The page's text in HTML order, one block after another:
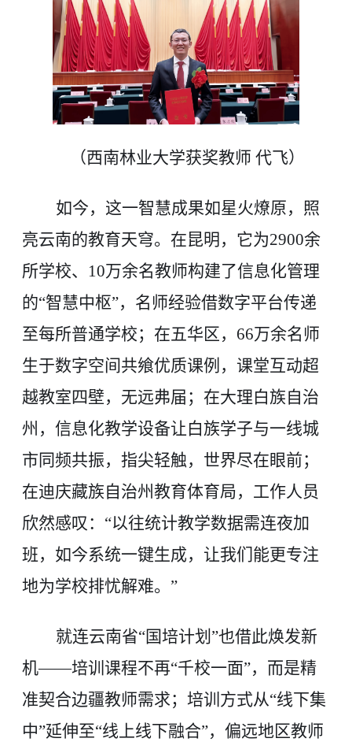
（西南林业大学获奖教师 代飞）
如今，这一智慧成果如星火燎原，照
亮云南的教育天穹。在昆明，它为2900余
所学校、10万余名教师构建了信息化管理
的“智慧中枢”，名师经验借数字平台传递
至每所普通学校；在五华区，66万余名师
生于数字空间共飨优质课例，课堂互动超
越教室四壁，无远弗届；在大理白族自治
州，信息化教学设备让白族学子与一线城
市同频共振，指尖轻触，世界尽在眼前；
在迪庆藏族自治州教育体育局，工作人员
欣然感叹：“以往统计教学数据需连夜加
班，如今系统一键生成，让我们能更专注
地为学校排忧解难。”
就连云南省“国培计划”也借此焕发新
机——培训课程不再“千校一面”，而是精
准契合边疆教师需求；培训方式从“线下集
中”延伸至“线上线下融合”，偏远地区教师